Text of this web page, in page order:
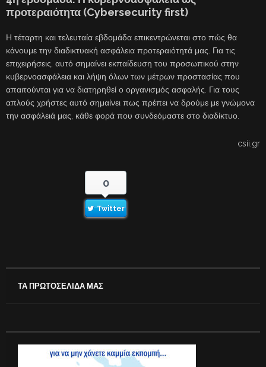
προτεραιότητα (Cybersecurity first)
Η τέταρτη και τελευταία εβδομάδα επικεντρώνεται στο πώς θα
κάνουμε την διαδικτυακή ασφάλεια προτεραιότητά μας. Για τις
επιχειρήσεις, αυτό σημαίνει εκπαίδευση του προσωπικού στην
κυβερνοασφάλεια και λήψη όλων των μέτρων προστασίας που
απαιτούνται για να διατηρηθεί ο οργανισμός ασφαλής. Για τους
απλούς χρήστες αυτό σημαίνει πως πρέπει να δρούμε με γνώμονα
την ασφάλειά μας, κάθε φορά που συνδεόμαστε στο διαδίκτυο.
csii.gr
0
Twitter
ΤΑ ΠΡΩΤΟΣΕΛΙΔΑ ΜΑΣ